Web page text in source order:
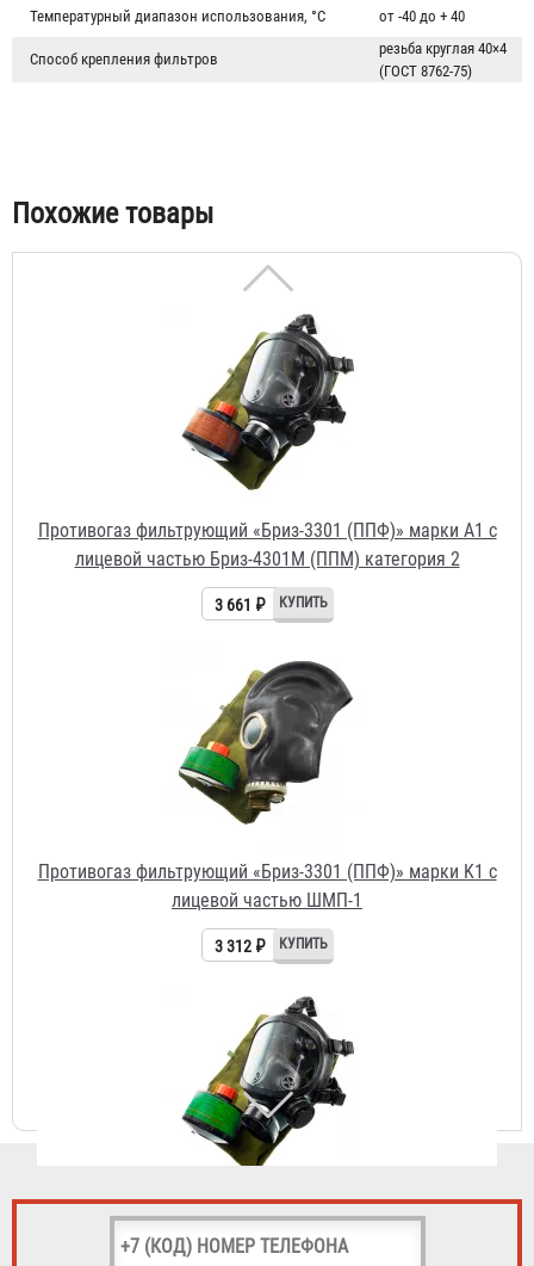
Температурный диапазон использования, °С от -40 до + 40
Способ крепления фильтров
резьба круглая 40×4
(ГОСТ 8762-75)
Похожие товары
Противогаз фильтрующий «Бриз-3301 (ППФ)» марки A1 с
лицевой частью Бриз-4301М (ППМ) категория 2
3 661 ₽
лицевой частью ШМП-1
3 312 ₽
лицевой частью Бриз-4301М (ППМ) категория 2
3 841 ₽